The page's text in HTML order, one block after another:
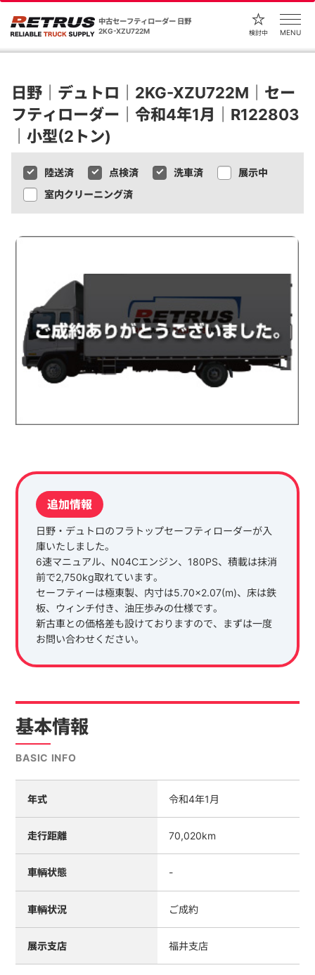
中古セーフティローダー 日野
2KG-XZU722M
検討中 MENU
日野｜デュトロ｜2KG-XZU722M｜セー
フティローダー｜令和4年1月｜R122803
｜小型(2トン)
陸送済 点検済 洗車済
展示中
室内クリーニング済
追加情報
日野・デュトロのフラトップセーフティローダーが入
庫いたしました。
6速マニュアル、N04Cエンジン、180PS、積載は抹消
前で2,750kg取れています。
セーフティーは極東製、内寸は5.70×2.07(m)、床は鉄
板、ウィンチ付き、油圧歩みの仕様です。
新古車との価格差も設けておりますので、まずは一度
お問い合わせください。
基本情報
BASIC INFO
年式 令和4年1月
走行距離 70,020km
車輌状態 -
車輌状況 ご成約
展示支店 福井支店